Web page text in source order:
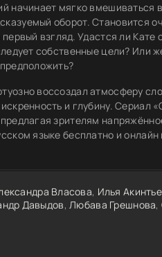
начинает мягко вмешиваться
оборот. Становится
взгляд. Удастся ли Кате
собственные цели? Или
воссоздал атмосферу
и глубину. Сериал
зрителям
языке бесплатно и
Власова, Илья
Давыдов,Любава Грешнова,